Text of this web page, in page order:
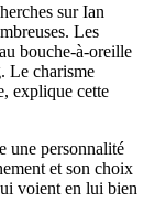
sur Ian
Les
bouche-à-oreille
Le charisme
explique cette
une personnalité
et son choix
voient en lui bien